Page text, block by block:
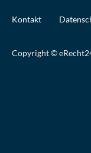
Kontakt
Copyright ©